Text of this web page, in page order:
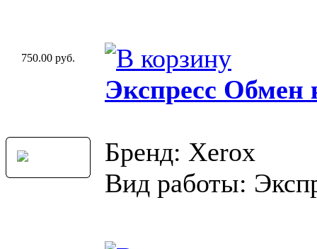
750.00 руб.
Экспресс Обмен
Бренд: Xerox
Вид работы: